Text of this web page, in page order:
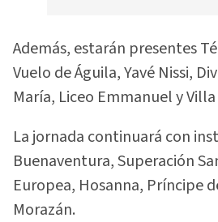
Además, estarán presentes
Vuelo de Águila, Yavé Nissi,
María, Liceo Emmanuel y
La jornada continuará con
Buenaventura, Superación
Europea, Hosanna, Príncipe
Morazán.